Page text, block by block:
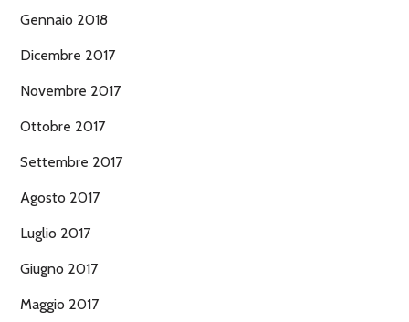
Gennaio 2018
Dicembre 2017
Novembre 2017
Ottobre 2017
Settembre 2017
Agosto 2017
Luglio 2017
Giugno 2017
Maggio 2017